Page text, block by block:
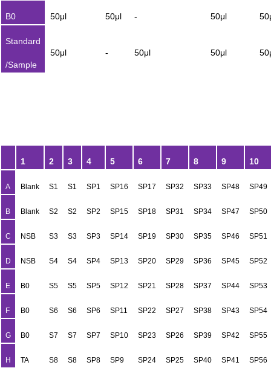
B0 50μl 50μl - 50μl
Standard
/Sample
50μl - 50μl 50μl
1 2 3 4 5 6 7 8 9 10
A Blank S1 S1 SP1 SP16 SP17 SP32 SP33 SP48 SP49
B Blank S2 S2 SP2 SP15 SP18 SP31 SP34 SP47 SP50
C NSB S3 S3 SP3 SP14 SP19 SP30 SP35 SP46 SP51
D NSB S4 S4 SP4 SP13 SP20 SP29 SP36 SP45 SP52
E B0 S5 S5 SP5 SP12 SP21 SP28 SP37 SP44 SP53
F B0 S6 S6 SP6 SP11 SP22 SP27 SP38 SP43 SP54
G B0 S7 S7 SP7 SP10 SP23 SP26 SP39 SP42 SP55
H TA S8 S8 SP8 SP9 SP24 SP25 SP40 SP41 SP56